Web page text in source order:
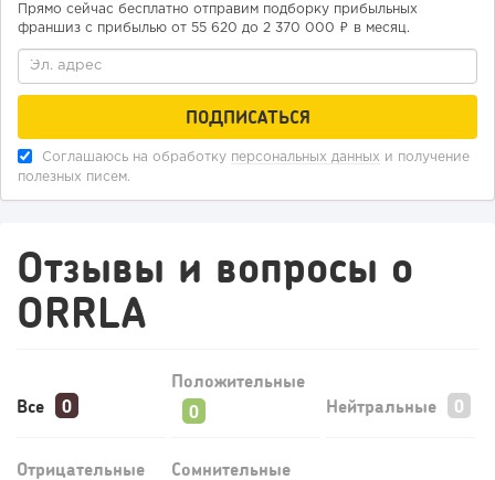
178 12 2
«Прибыль 20 млн в год, а я ездил на метро»: куда в
интернет-магазине...
Прямо сейчас бесплатно отправим подборку прибыльных
франшиз с прибылью от 55 620 до 2 370 000 ₽ в месяц.
Соглашаюсь на обработку персональных данных и получение
полезных писем.
Отзывы и вопросы о
ORRLA
Все
Положительные
Нейтральные
Отрицательные Сомнительные